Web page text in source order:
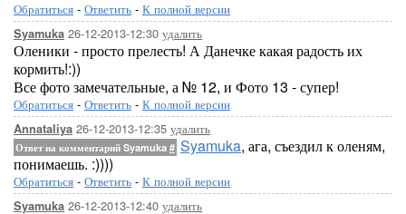
Обратиться - Ответить - К полной версии
Syamuka 26-12-2013-12:30 удалить
Оленики - просто прелесть! А Данечке какая радость их
кормить!:))
Все фото замечательные, а № 12, и Фото 13 - супер!
Обратиться - Ответить - К полной версии
Annataliya 26-12-2013-12:35 удалить
Ответ на комментарий Syamuka # Syamuka, ага, съездил к оленям,
понимаешь. :))))
Обратиться - Ответить - К полной версии
Syamuka 26-12-2013-12:40 удалить